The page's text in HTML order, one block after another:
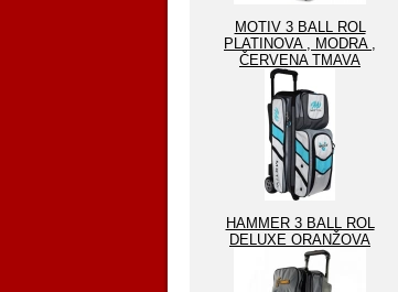
MOTIV 3 BALL ROL
PLATINOVA , MODRA ,
ČERVENA TMAVA
HAMMER 3 BALL ROL
DELUXE ORANŽOVA